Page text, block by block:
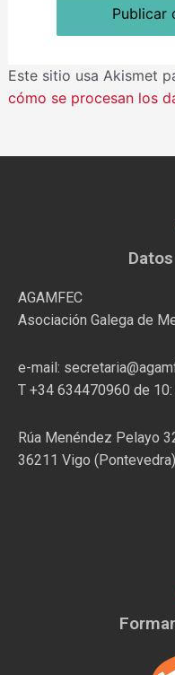
Este sitio usa Akismet
cómo se procesan los
AGAMFEC
Asociación Galega de
e-mail:
T +34 634470960 de
Rúa Menéndez Pelayo
36211 Vigo (Pontevedra)